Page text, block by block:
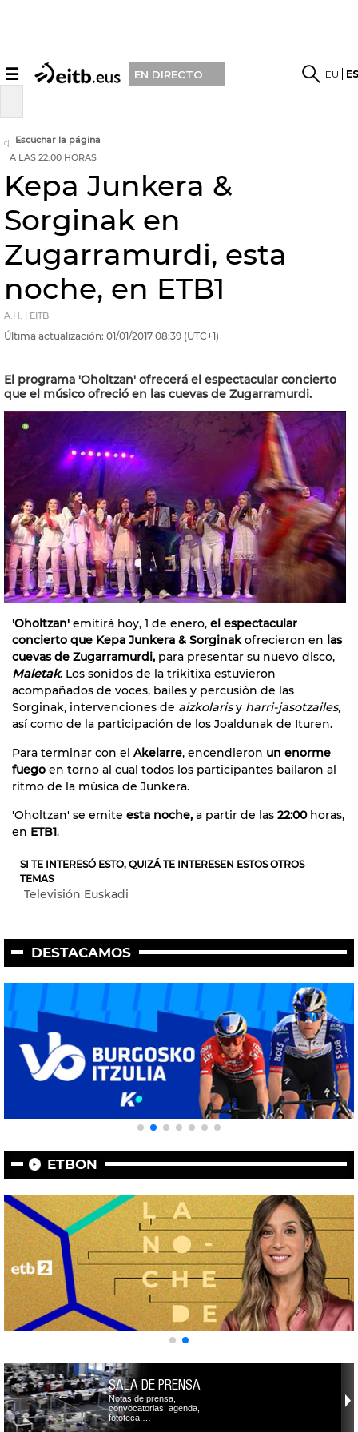
☰ EN DIRECTO EU
Escuchar la página
A LAS 22:00 HORAS
Kepa Junkera &
Sorginak en
Zugarramurdi, esta
noche, en ETB1
A.H. | EITB
Última actualización: 01/01/2017 08:39 (UTC+1)
El programa 'Oholtzan' ofrecerá el espectacular concierto
que el músico ofreció en las cuevas de Zugarramurdi.
'Oholtzan' emitirá hoy, 1 de enero, el espectacular
concierto que Kepa Junkera & Sorginakofrecieron en las
cuevas de Zugarramurdi, para presentar su nuevo disco,
Maletak. Los sonidos de la trikitixa estuvieron
acompañados de voces, bailes y percusión de las
Sorginak, intervenciones de aizkolarisy harri-jasotzailes,
así como de la participación de los Joaldunak de Ituren.
Para terminar con el Akelarre, encendieron un enorme
fuego en torno al cual todos los participantes bailaron al
ritmo de la música de Junkera.
'Oholtzan' se emite esta noche, a partir de las 22:00horas,
en ETB1.
SI TE INTERESÓ ESTO, QUIZÁ TE INTERESEN ESTOS OTROS
TEMAS
Televisión Euskadi
DESTACAMOS
ETBON
SALA DE PRENSA
Notas de prensa,
convocatorias, agenda,
fototeca,…